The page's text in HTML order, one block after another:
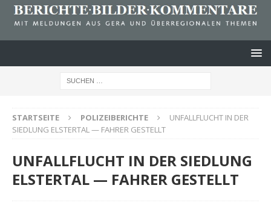
STARTSEITE POLIZEIBERICHTE
UNFALLFLUCHT IN DER
SIEDLUNG ELSTERTAL — FAHRER GESTELLT
UNFALLFLUCHT IN DER SIEDLUNG
ELSTERTAL — FAHRER GESTELLT